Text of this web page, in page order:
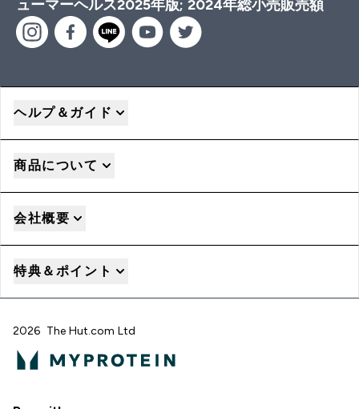
ューマーヘルス2025年版; 2024年総小売販売額
ヘルプ＆ガイド
商品について
会社概要
特典＆ポイント
2026 The Hut.com Ltd